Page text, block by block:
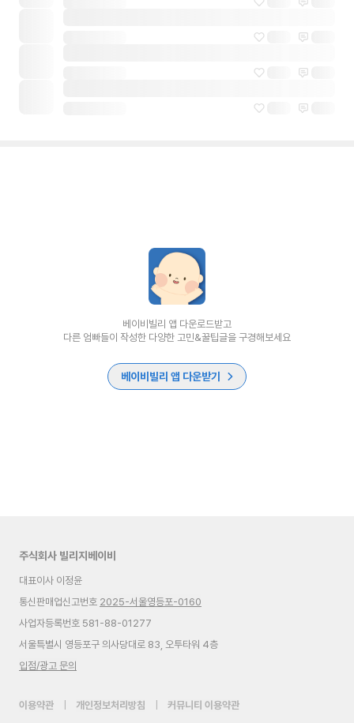
베이비빌리 앱 다운로드받고
다른 엄빠들이 작성한 다양한 고민&꿀팁글을 구경해보세요
베이비빌리 앱 다운받기
주식회사 빌리지베이비
대표이사 이정윤
통신판매업신고번호 2025-서울영등포-0160
사업자등록번호 581-88-01277
서울특별시 영등포구 의사당대로 83, 오투타워 4층
입점/광고 문의
이용약관 개인정보처리방침 커뮤니티 이용약관